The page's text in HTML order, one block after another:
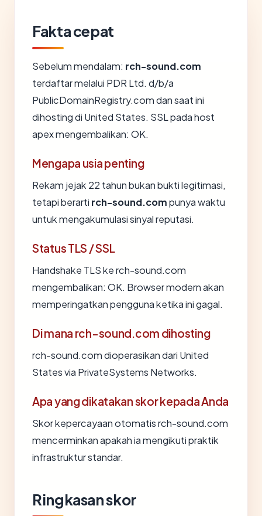
Fakta cepat
Sebelum mendalam: rch-sound.com
terdaftar melalui PDR Ltd. d/b/a
PublicDomainRegistry.com dan saat ini
dihosting di United States. SSL pada host
apex mengembalikan: OK.
Mengapa usia penting
Rekam jejak 22 tahun bukan bukti legitimasi,
tetapi berarti rch-sound.compunya waktu
untuk mengakumulasi sinyal reputasi.
Status TLS / SSL
Handshake TLS ke rch-sound.com
mengembalikan: OK. Browser modern akan
memperingatkan pengguna ketika ini gagal.
Di mana rch-sound.com dihosting
rch-sound.com dioperasikan dari United
States via PrivateSystems Networks.
Apa yang dikatakan skor kepada Anda
Skor kepercayaan otomatis rch-sound.com
mencerminkan apakah ia mengikuti praktik
infrastruktur standar.
Ringkasan skor